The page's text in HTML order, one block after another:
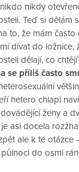
nikdy
Teď si dělám
to, že mám často
dívat do ložnice,
dělají, co
se příliš často
hetero chlapi
ženy a
asi docela
ale k té otázce
do osmi